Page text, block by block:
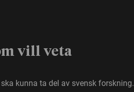
vill veta
kunna ta del av svensk forskning.